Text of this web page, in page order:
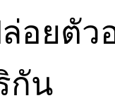
อยตั
กัน